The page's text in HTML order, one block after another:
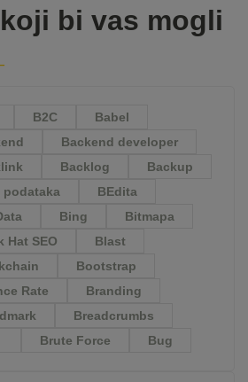
bi vas mogli
B2C
Babel
Backend developer
Backlog
Backup
podataka
BEdita
Bing
Bitmapa
Hat SEO
Blast
Bootstrap
Rate
Branding
Breadcrumbs
Brute Force Bug